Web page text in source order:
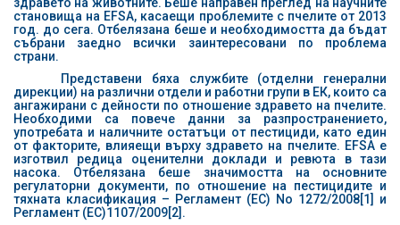
становища на ЕFSA, касаещи проблемите с пчелите от 2013
год. до сега. Отбелязана беше и необходимостта да бъдат
събрани заедно всички заинтересовани по проблема
страни.
Представени бяха службите (отделни генерални
дирекции) на различни отдели и работни групи в ЕК, които са
ангажирани с дейности по отношение здравето на пчелите.
Необходими са повече данни за разпространението,
употребата и наличните остатъци от пестициди, като един
от факторите, влияещи върху здравето на пчелите. ЕFSA е
изготвил редица оценителни доклади и ревюта в тази
насока. Отбелязана беше значимостта на основните
регулаторни документи, по отношение на пестицидите и
тяхната класификация – Регламент (EC) No 1272/2008[1]
и
Регламент (EC)1107/2009[2] .